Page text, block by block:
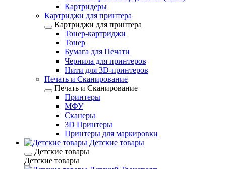
Картридеры
Картриджи для принтера
Картриджи для принтера
Тонер-картриджи
Тонер
Бумага для Печати
Чернила для принтеров
Нити для 3D-принтеров
Печать и Сканирование
Печать и Сканирование
Принтеры
МФУ
Сканеры
3D Принтеры
Принтеры для маркировки
Детские товары
Детские товары
Детские товары